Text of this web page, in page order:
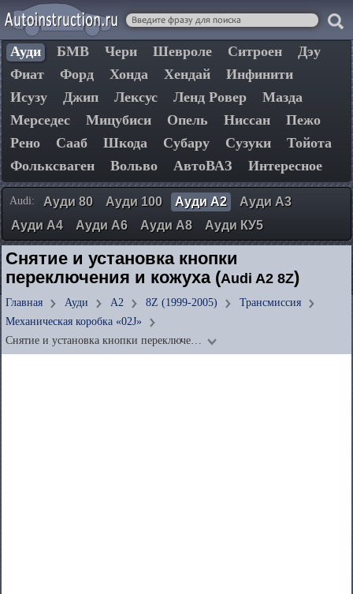
Ауди БМВ Чери Шевроле Ситроен
Дэу
Фиат
Форд Хонда Хендай
Инфинити
Исузу
Джип Лексус Ленд Ровер
Мазда
Мерседес
Мицубиси Опель Ниссан
Пежо
Рено
Сааб Шкода Субару Сузуки
Тойота
Фольксваген
Вольво АвтоВАЗ Интересное
Audi: Ауди 80 Ауди 100 Ауди А2
Ауди А3
Ауди А4
Ауди А6 Ауди А8 Ауди КУ5
Снятие и установка кнопки
переключения и кожуха (Audi A2 8Z)
Главная Ауди А2 8Z (1999-2005)
Трансмиссия
Механическая коробка «02J»
Снятие и установка кнопки переключе…